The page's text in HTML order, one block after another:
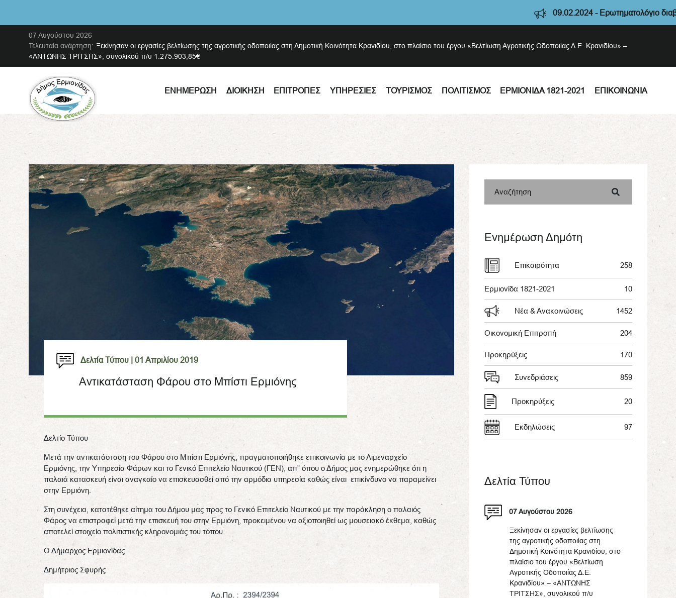
09.02.2024 - Ερωτηματολόγιο διαβούλευσης
07 Αυγούστου 2026
Τελευταία ανάρτηση: Ξεκίνησαν οι εργασίες βελτίωσης της αγροτικής οδοποιίας στη Δημοτική Κοινότητα Κρανιδίου, στο πλαίσιο του έργου «Βελτίωση Αγροτικής Οδοποιίας Δ.Ε. Κρανιδίου» –
«ΑΝΤΩΝΗΣ ΤΡΙΤΣΗΣ», συνολικού π/υ 1.275.903,85€
ΕΝΗΜΈΡΩΣΗ ΔΙΟΊΚΗΣΗ ΕΠΙΤΡΟΠΈΣ ΥΠΗΡΕΣΊΕΣ ΤΟΥΡΙΣΜΌΣ ΠΟΛΙΤΙΣΜΌΣ ΕΡΜΙΟΝΊΔΑ 1821-2021 ΕΠΙΚΟΙΝΩΝΊΑ
Δελτία Τύπου | 01 Απριλίου 2019
Αντικατάσταση Φάρου στο Μπίστι Ερμιόνης
Δελτίο Τύπου
Μετά την αντικατάσταση του Φάρου στο Μπίστι Ερμιόνης, πραγματοποιήθηκε επικοινωνία με το Λιμεναρχείο
Ερμιόνης, την Υπηρεσία Φάρων και το Γενικό Επιτελείο Ναυτικού (ΓΕΝ), απ” όπου ο Δήμος μας ενημερώθηκε ότι η
παλαιά κατασκευή είναι αναγκαίο να επισκευασθεί από την αρμόδια υπηρεσία καθώς είναι επικίνδυνο να παραμείνει
στην Ερμιόνη.
Στη συνέχεια, κατατέθηκε αίτημα του Δήμου μας προς το Γενικό Επιτελείο Ναυτικού με την παράκληση ο παλαιός
Φάρος να επιστραφεί μετά την επισκευή του στην Ερμιόνη, προκειμένου να αξιοποιηθεί ως μουσειακό έκθεμα, καθώς
αποτελεί στοιχείο πολιτιστικής κληρονομιάς του τόπου.
Ο Δήμαρχος Ερμιονίδας
Δημήτριος Σφυρής
Αναζήτηση
Ενημέρωση Δημότη
Επικαιρότητα 258
Ερμιονίδα 1821-2021 10
Νέα & Ανακοινώσεις 1452
Οικονομική Επιτροπή 204
Προκηρύξεις 170
Συνεδριάσεις 859
Προκηρύξεις 20
Εκδηλώσεις 97
Δελτία Τύπου
07 Αυγούστου 2026
Ξεκίνησαν οι εργασίες βελτίωσης
της αγροτικής οδοποιίας στη
Δημοτική Κοινότητα Κρανιδίου, στο
πλαίσιο του έργου «Βελτίωση
Αγροτικής Οδοποιίας Δ.Ε.
Κρανιδίου» – «ΑΝΤΩΝΗΣ
ΤΡΙΤΣΗΣ», συνολικού π/υ